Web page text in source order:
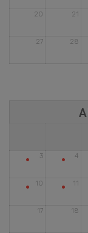
20 21
27 28
3
• 4
•
10
• 11
•
17 18